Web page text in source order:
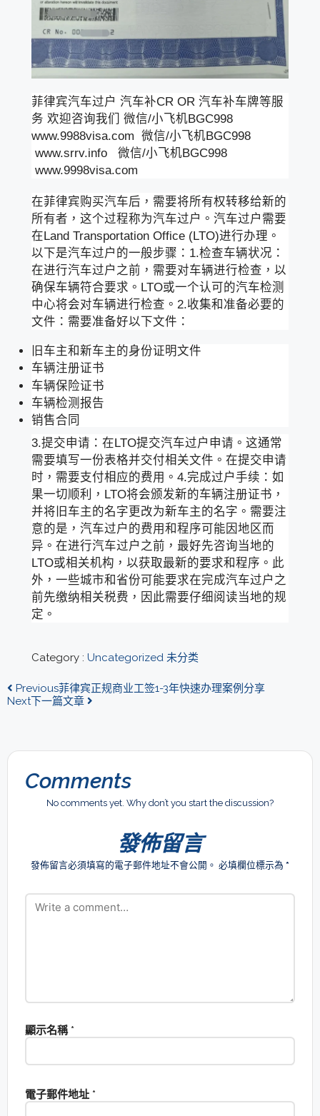
菲律宾汽车过户 汽车补CR OR 汽车补车牌等服
务 欢迎咨询我们 微信/小飞机BGC998
www.9988visa.com 微信/小飞机BGC998
www.srrv.info 微信/小飞机BGC998
www.9998visa.com
在菲律宾购买汽车后，需要将所有权转移给新的
所有者，这个过程称为汽车过户。汽车过户需要
在Land Transportation Office (LTO)进行办理。
以下是汽车过户的一般步骤：1.检查车辆状况：
在进行汽车过户之前，需要对车辆进行检查，以
确保车辆符合要求。LTO或一个认可的汽车检测
中心将会对车辆进行检查。2.收集和准备必要的
文件：需要准备好以下文件：
旧车主和新车主的身份证明文件
车辆注册证书
车辆保险证书
车辆检测报告
销售合同
3.提交申请：在LTO提交汽车过户申请。这通常
需要填写一份表格并交付相关文件。在提交申请
时，需要支付相应的费用。4.完成过户手续：如
果一切顺利，LTO将会颁发新的车辆注册证书，
并将旧车主的名字更改为新车主的名字。需要注
意的是，汽车过户的费用和程序可能因地区而
异。在进行汽车过户之前，最好先咨询当地的
LTO或相关机构，以获取最新的要求和程序。此
外，一些城市和省份可能要求在完成汽车过户之
前先缴纳相关税费，因此需要仔细阅读当地的规
定。
Category : Uncategorized 未分类
Previous菲律宾正规商业工签1-3年快速办理案例分享
Next下一篇文章
Comments
No comments yet. Why don’t you start the discussion?
發佈留言
發佈留言必須填寫的電子郵件地址不會公開。 必填欄位標示為 *
顯示名稱 *
電子郵件地址 *